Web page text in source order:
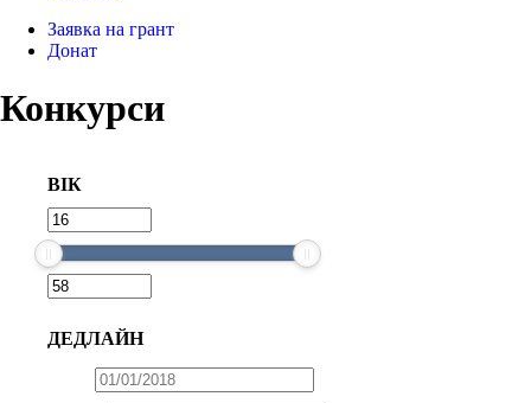
Заявка на грант
Донат
Конкурси
ВІК
ДЕДЛАЙН